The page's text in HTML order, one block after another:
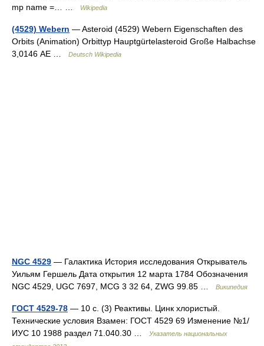
mp name =… …
Wikipedia
(4529) Webern — Asteroid (4529) Webern Eigenschaften des
Orbits (Animation) Orbittyp Hauptgürtelasteroid Große Halbachse
3,0146 AE …
Deutsch Wikipedia
NGC 4529 — Галактика История исследования Открыватель
Уильям Гершель Дата открытия 12 марта 1784 Обозначения
NGC 4529, UGC 7697, MCG 3 32 64, ZWG 99.85 …
Википедия
ГОСТ 4529-78 — 10 с. (3) Реактивы. Цинк хлористый.
Технические условия Взамен: ГОСТ 4529 69 Изменение №1/
ИУС 10 1988 раздел 71.040.30 …
Указатель национальных